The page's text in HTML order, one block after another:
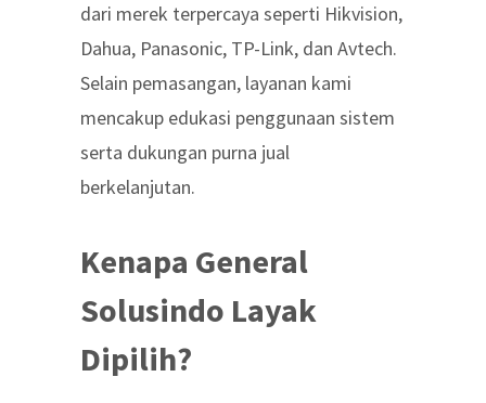
dari merek terpercaya seperti Hikvision,
Dahua, Panasonic, TP-Link, dan Avtech.
Selain pemasangan, layanan kami
mencakup edukasi penggunaan sistem
serta dukungan purna jual
berkelanjutan.
Kenapa General
Solusindo Layak
Dipilih?